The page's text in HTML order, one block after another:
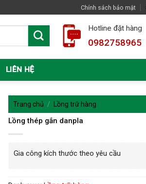
Chính sách bảo mật
Hotline đặt hàng
0982758965
LIÊN HỆ
Trang chủ / Lồng trữ hàng
Lồng thép gắn danpla
Gia công kích thước theo yêu cầu